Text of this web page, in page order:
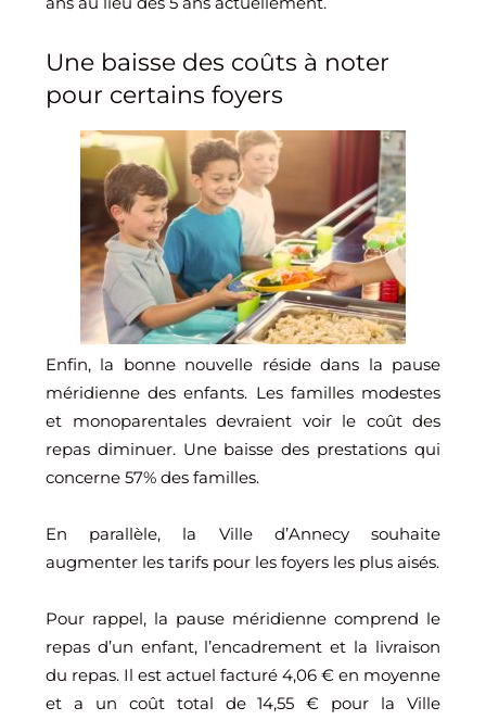
Une baisse des coûts à noter
pour certains foyers
Enfin, la bonne nouvelle réside dans la pause
méridienne des enfants. Les familles modestes
et monoparentales devraient voir le coût des
repas diminuer. Une baisse des prestations qui
concerne 57% des familles.
En parallèle, la Ville d’Annecy souhaite
augmenter les tarifs pour les foyers les plus aisés.
Pour rappel, la pause méridienne comprend le
repas d’un enfant, l’encadrement et la livraison
du repas. Il est actuel facturé 4,06 € en moyenne
et a un coût total de 14,55 € pour la Ville